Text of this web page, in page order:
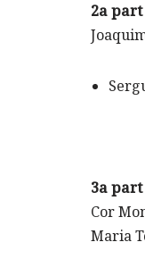
2a part
3a part
Cor
Maria